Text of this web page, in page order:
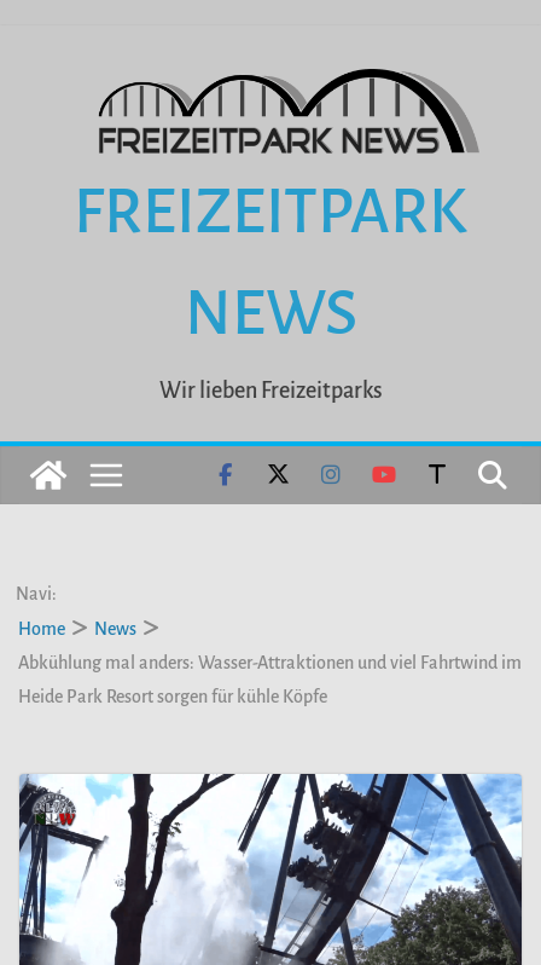
FREIZEITPARK
NEWS
Wir lieben Freizeitparks
Navi:
Home
News
Abkühlung mal anders: Wasser-Attraktionen und viel Fahrtwind im
Heide Park Resort sorgen für kühle Köpfe